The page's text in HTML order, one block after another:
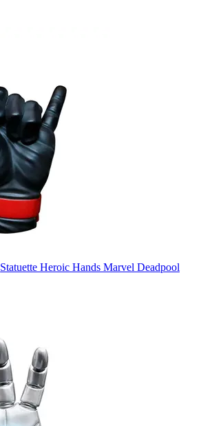
Statuette Heroic Hands Marvel Deadpool